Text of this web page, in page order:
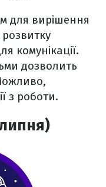
для вирішення
комунікації.
дозволить
з роботи.